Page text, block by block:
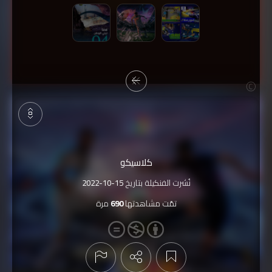
كلاسيكو
نُشرت الفنكيلة بتاريخ2022-10-15
تمّت مشاهدتها690 مرة